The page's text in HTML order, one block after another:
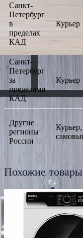
Санкт-
Петербург
в
пределах
КАД
Курьер
Санкт-
Петербург
за
пределами
КАД
Курьер
Другие
регионы
России
Курьер,
Похожие товары